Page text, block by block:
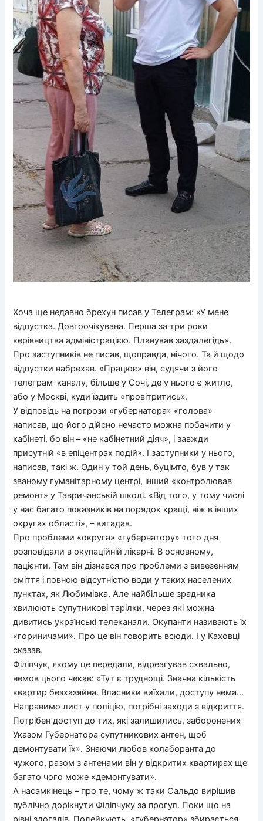
Хоча ще недавно брехун писав у Телеграм: «У мене
відпустка. Довгоочікувана. Перша за три роки
керівництва адміністрацією. Планував заздалегідь».
Про заступників не писав, щоправда, нічого. Та й щодо
відпустки набрехав. «Працює» він, судячи з його
телеграм-каналу, більше у Сочі, де у нього є житло,
або у Москві, куди їздить «провітритись».
У відповідь на погрози «губернатора» «голова»
написав, що його дійсно нечасто можна побачити у
кабінеті, бо він – «не кабінетний діяч», і завжди
присутній «в епіцентрах подій». І заступники у нього,
написав, такі ж. Один у той день, буцімто, був у так
званому гуманітарному центрі, інший «контролював
ремонт» у Тавричанській школі. «Від того, у тому числі
у нас багато показників на порядок кращі, ніж в інших
округах області», – вигадав.
Про проблеми «округа» «губернатору» того дня
розповідали в окупаційній лікарні. В основному,
пацієнти. Там він дізнався про проблеми з вивезенням
сміття і повною відсутністю води у таких населених
пунктах, як Любимівка. Але найбільше зрадника
хвилюють супутникові тарілки, через які можна
дивитись українські телеканали. Окупанти називають їх
«гориничами». Про це він говорить всюди. І у Каховці
сказав.
Філіпчук, якому це передали, відреагував схвально,
немов цього чекав: «Тут є труднощі. Значна кількість
квартир безхазяйна. Власники виїхали, доступу нема…
Направимо лист у поліцію, потрібні заходи з відкриття.
Потрібен доступ до тих, які залишились, заборонених
Указом Губернатора супутникових антен, щоб
демонтувати їх». Знаючи любов колаборанта до
чужого, разом з антенами він у відкритих квартирах ще
багато чого може «демонтувати».
А насамкінець – про те, чому ж таки Сальдо вирішив
публічно дорікнути Філіпчуку за прогул. Поки що на